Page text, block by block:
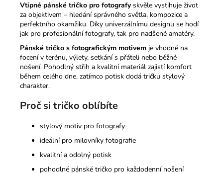
Vtipné pánské tričko pro fotografy skvěle vystihuje život
za objektivem – hledání správného světla, kompozice a
perfektního okamžiku. Díky univerzálnímu designu se hodí
jak pro profesionální fotografy, tak pro nadšené amatéry.
Pánské tričko s fotografickým motivem je vhodné na
focení v terénu, výlety, setkání s přáteli nebo běžné
nošení. Pohodlný střih a kvalitní materiál zajistí komfort
během celého dne, zatímco potisk dodá tričku stylový
charakter.
Proč si tričko oblíbíte
stylový motiv pro fotografy
ideální pro milovníky fotografie
kvalitní a odolný potisk
pohodlné pánské tričko pro každodenní nošení